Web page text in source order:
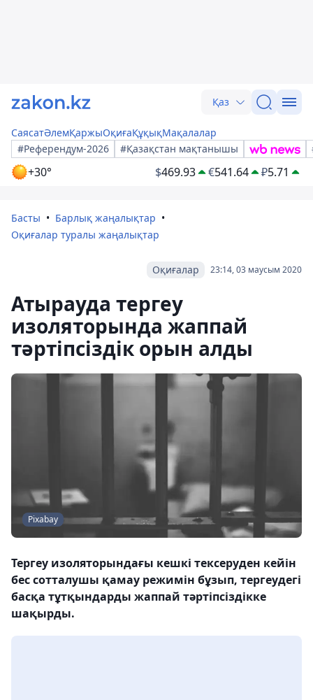
Қаз
СаясатӘлемҚаржыОқиғаҚұқықМақалалар
#Референдум-2026
#Қазақстан мақтанышы
+30° $469.93 €541.64 ₽5.71
Басты
Барлық жаңалықтар
Оқиғалар туралы жаңалықтар
23:14, 03 маусым 2020
Оқиғалар
Атырауда тергеу
изоляторында жаппай
тәртіпсіздік орын алды
Pixabay
Тергеу изоляторындағы кешкі тексеруден кейін
бес сотталушы қамау режимін бұзып, тергеудегі
басқа тұтқындарды жаппай тәртіпсіздікке
шақырды.